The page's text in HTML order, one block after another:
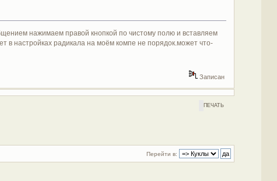
нажимаем правой кнопкой по чистому полю и вставляем
в настройках радикала на моём компе не порядок.может что-
Записан
ПЕЧАТЬ
Перейти в: